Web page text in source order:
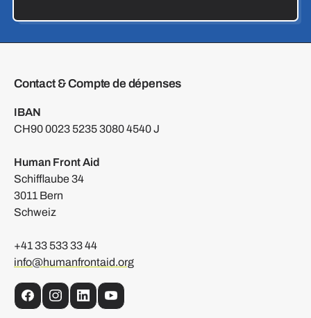
Contact & Compte de dépenses
IBAN
CH90 0023 5235 3080 4540 J
Human Front Aid
Schifflaube 34
3011 Bern
Schweiz
+41 33 533 33 44
info@humanfrontaid.org
facebookinstagram
linkedinYouTube